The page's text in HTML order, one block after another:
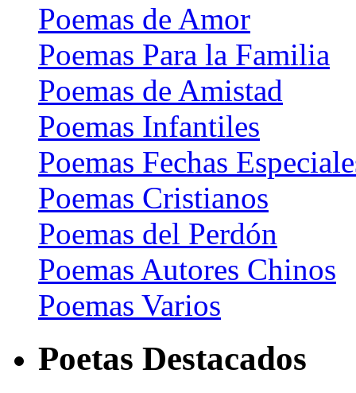
Poemas de Amor
Poemas Para la Familia
Poemas de Amistad
Poemas Infantiles
Poemas Fechas
Poemas Cristianos
Poemas del Perdón
Poemas Autores Chinos
Poemas Varios
Poetas Destacados